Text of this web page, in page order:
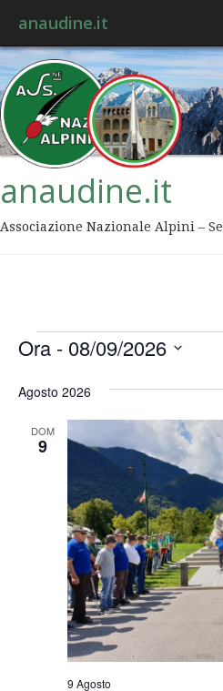
anaudine.it
anaudine.it
Associazione Nazionale Alpini –
Ora - 08/09/2026
la
Agosto 2026
DOM
9
9 Agosto